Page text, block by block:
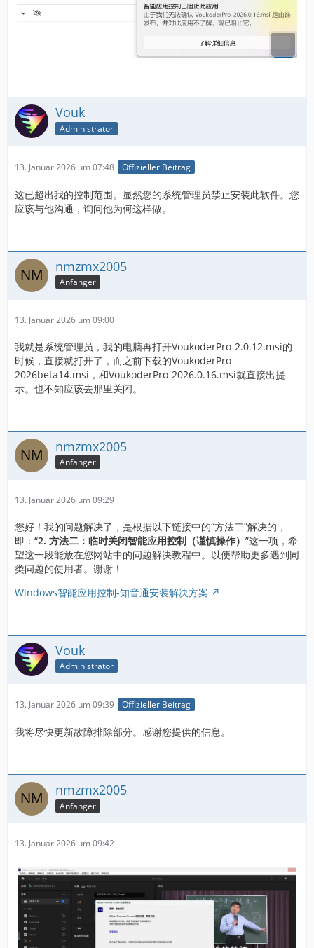
Vouk
Administrator
13. Januar 2026 um 07:48 Offizieller Beitrag
这已超出我的控制范围。显然您的系统管理员禁止安装此软件。您
应该与他沟通，询问他为何这样做。
nmzmx2005
Anfänger
13. Januar 2026 um 09:00
我就是系统管理员，我的电脑再打开VoukoderPro-2.0.12.msi的
时候，直接就打开了，而之前下载的VoukoderPro-
2026beta14.msi，和VoukoderPro-2026.0.16.msi就直接出提
示。也不知应该去那里关闭。
nmzmx2005
Anfänger
13. Januar 2026 um 09:29
您好！我的问题解决了，是根据以下链接中的“方法二”解决的，
即：“2. 方法二：临时关闭智能应用控制（谨慎操作） ”这一项，希
望这一段能放在您网站中的问题解决教程中。以便帮助更多遇到同
类问题的使用者。谢谢！
Windows智能应用控制-知音通安装解决方案
Vouk
Administrator
13. Januar 2026 um 09:39 Offizieller Beitrag
我将尽快更新故障排除部分。感谢您提供的信息。
nmzmx2005
Anfänger
13. Januar 2026 um 09:42